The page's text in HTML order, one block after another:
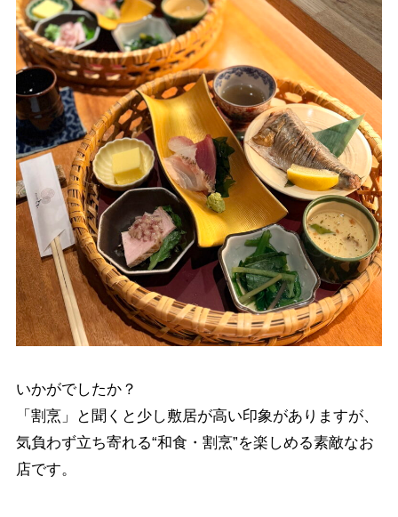
いかがでしたか？
「割烹」と聞くと少し敷居が高い印象がありますが、
気負わず立ち寄れる“和食・割烹”を楽しめる素敵なお
店です。